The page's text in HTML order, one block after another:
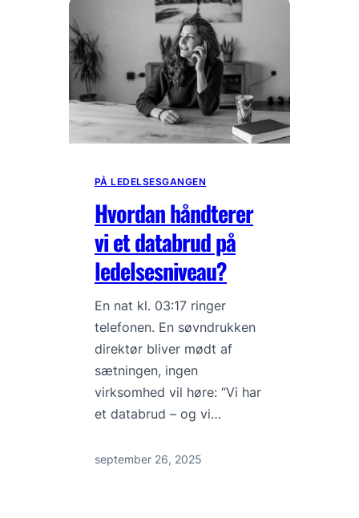
PÅ LEDELSESGANGEN
Hvordan håndterer
vi et databrud på
ledelsesniveau?
En nat kl. 03:17 ringer
telefonen. En søvndrukken
direktør bliver mødt af
sætningen, ingen
virksomhed vil høre: “Vi har
et databrud – og vi…
september 26, 2025